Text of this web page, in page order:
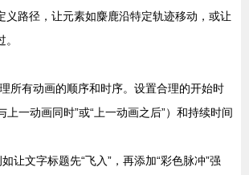
义路径，让元素如麋鹿沿特定轨迹移动，或让
所有动画的顺序和时序。设置合理的开始时
上一动画同时”或“上一动画之后”）和持续时间
让文字标题先“飞入”，再添加“彩色脉冲”强